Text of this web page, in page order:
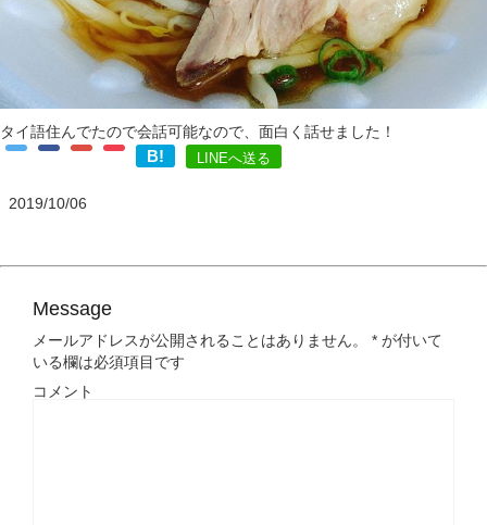
タイ語住んでたので会話可能なので、面白く話せました！
B! LINEへ送る
2019/10/06
Message
メールアドレスが公開されることはありません。 * が付いて
いる欄は必須項目です
コメント